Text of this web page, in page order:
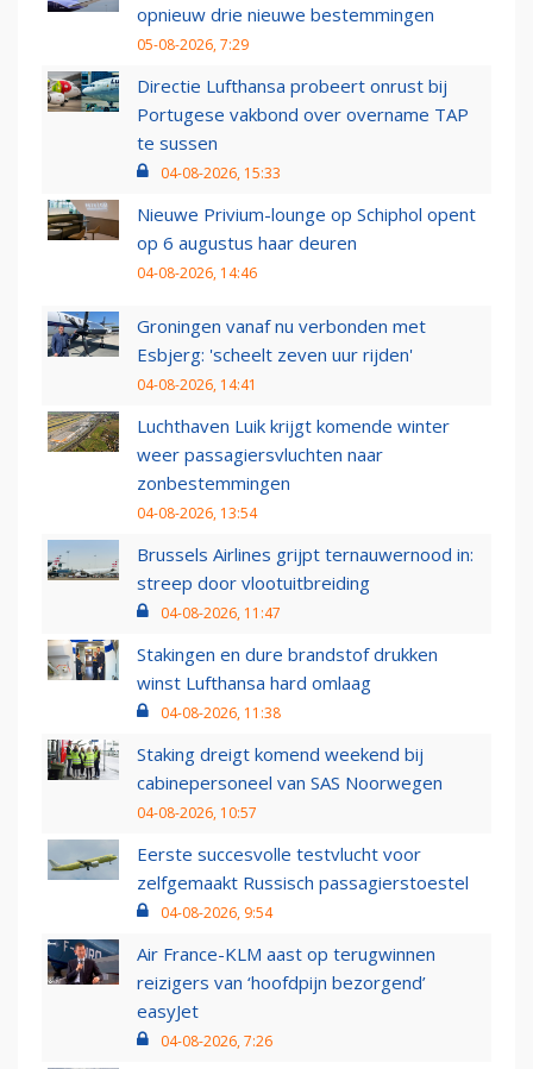
opnieuw drie nieuwe bestemmingen
05-08-2026, 7:29
Directie Lufthansa probeert onrust bij
Portugese vakbond over overname TAP
te sussen
04-08-2026, 15:33
Nieuwe Privium-lounge op Schiphol opent
op 6 augustus haar deuren
04-08-2026, 14:46
Groningen vanaf nu verbonden met
Esbjerg: 'scheelt zeven uur rijden'
04-08-2026, 14:41
Luchthaven Luik krijgt komende winter
weer passagiersvluchten naar
zonbestemmingen
04-08-2026, 13:54
Brussels Airlines grijpt ternauwernood in:
streep door vlootuitbreiding
04-08-2026, 11:47
Stakingen en dure brandstof drukken
winst Lufthansa hard omlaag
04-08-2026, 11:38
Staking dreigt komend weekend bij
cabinepersoneel van SAS Noorwegen
04-08-2026, 10:57
Eerste succesvolle testvlucht voor
zelfgemaakt Russisch passagierstoestel
04-08-2026, 9:54
Air France-KLM aast op terugwinnen
reizigers van ‘hoofdpijn bezorgend’
easyJet
04-08-2026, 7:26